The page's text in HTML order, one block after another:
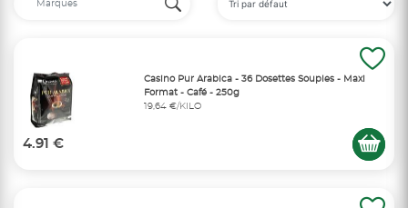
Casino Pur Arabica - 36 Dosettes Souples - Maxi
Format - Café - 250g
19,64 €/KILO
4.91 €